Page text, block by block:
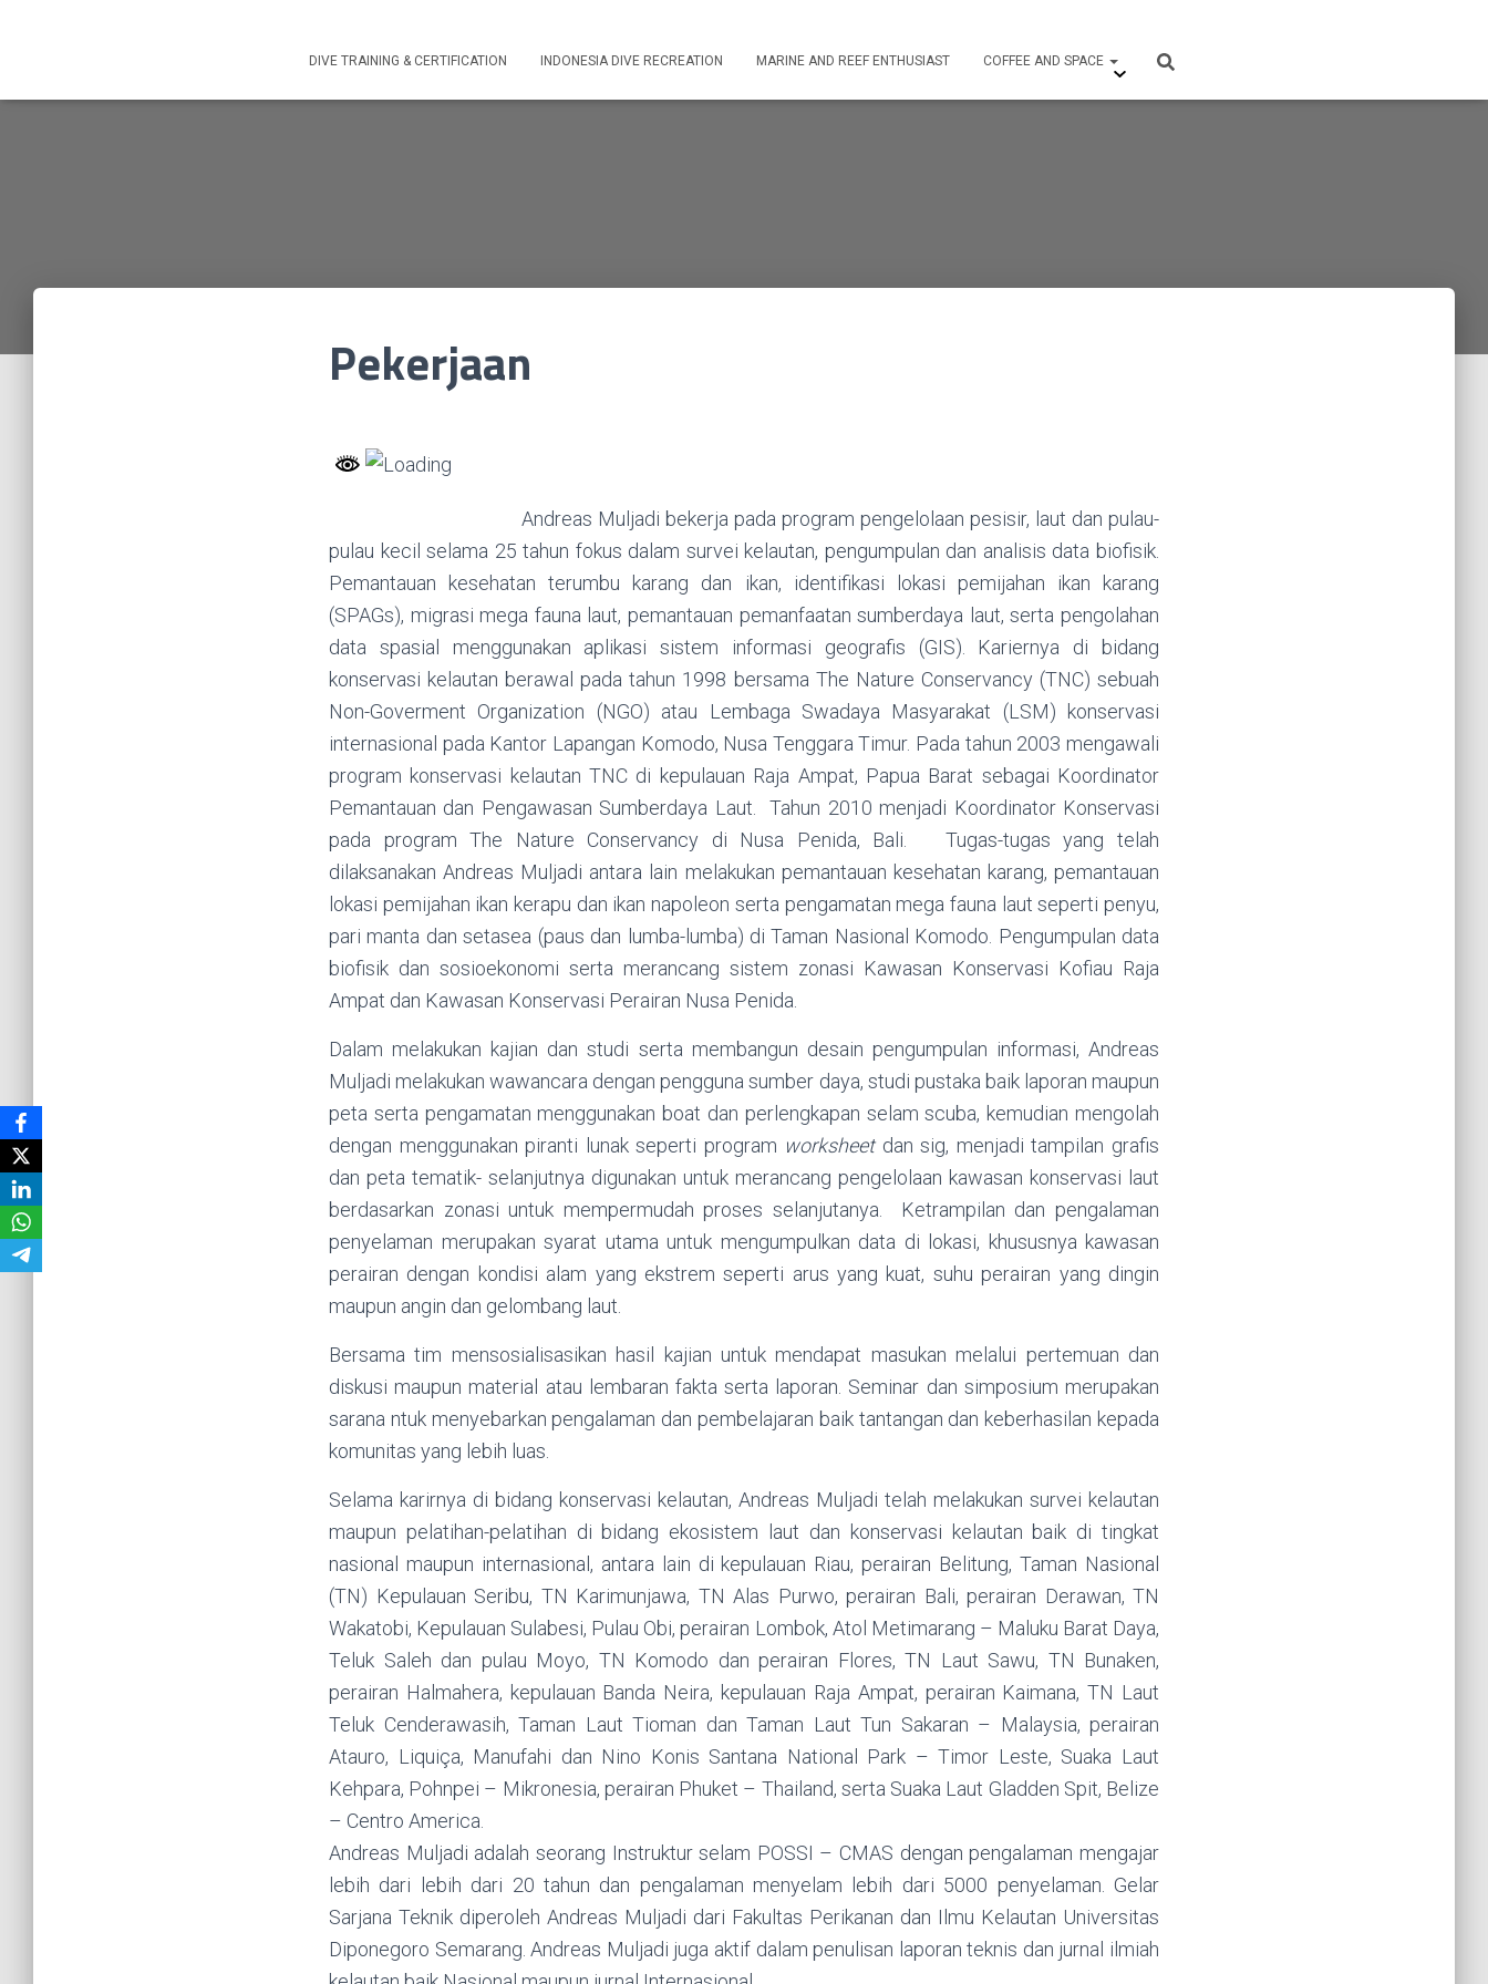
DIVE TRAINING & CERTIFICATION INDONESIA DIVE RECREATION MARINE AND REEF ENTHUSIAST COFFEE AND SPACE
Pekerjaan
Andreas Muljadi bekerja pada program pengelolaan pesisir, laut dan pulau-
pulau kecil selama 25 tahun fokus dalam survei kelautan, pengumpulan dan analisis data biofisik.
Pemantauan kesehatan terumbu karang dan ikan, identifikasi lokasi pemijahan ikan karang
(SPAGs), migrasi mega fauna laut, pemantauan pemanfaatan sumberdaya laut, serta pengolahan
data spasial menggunakan aplikasi sistem informasi geografis (GIS). Kariernya di bidang
konservasi kelautan berawal pada tahun 1998 bersama The Nature Conservancy (TNC) sebuah
Non-Goverment Organization (NGO) atau Lembaga Swadaya Masyarakat (LSM) konservasi
internasional pada Kantor Lapangan Komodo, Nusa Tenggara Timur. Pada tahun 2003 mengawali
program konservasi kelautan TNC di kepulauan Raja Ampat, Papua Barat sebagai Koordinator
Pemantauan dan Pengawasan Sumberdaya Laut. Tahun 2010 menjadi Koordinator Konservasi
pada program The Nature Conservancy di Nusa Penida, Bali. Tugas-tugas yang telah
dilaksanakan Andreas Muljadi antara lain melakukan pemantauan kesehatan karang, pemantauan
lokasi pemijahan ikan kerapu dan ikan napoleon serta pengamatan mega fauna laut seperti penyu,
pari manta dan setasea (paus dan lumba-lumba) di Taman Nasional Komodo. Pengumpulan data
biofisik dan sosioekonomi serta merancang sistem zonasi Kawasan Konservasi Kofiau Raja
Ampat dan Kawasan Konservasi Perairan Nusa Penida.
Dalam melakukan kajian dan studi serta membangun desain pengumpulan informasi, Andreas
Muljadi melakukan wawancara dengan pengguna sumber daya, studi pustaka baik laporan maupun
peta serta pengamatan menggunakan boat dan perlengkapan selam scuba, kemudian mengolah
dengan menggunakan piranti lunak seperti program worksheet dan sig, menjadi tampilan grafis
dan peta tematik- selanjutnya digunakan untuk merancang pengelolaan kawasan konservasi laut
berdasarkan zonasi untuk mempermudah proses selanjutanya. Ketrampilan dan pengalaman
penyelaman merupakan syarat utama untuk mengumpulkan data di lokasi, khususnya kawasan
perairan dengan kondisi alam yang ekstrem seperti arus yang kuat, suhu perairan yang dingin
maupun angin dan gelombang laut.
Bersama tim mensosialisasikan hasil kajian untuk mendapat masukan melalui pertemuan dan
diskusi maupun material atau lembaran fakta serta laporan. Seminar dan simposium merupakan
sarana ntuk menyebarkan pengalaman dan pembelajaran baik tantangan dan keberhasilan kepada
komunitas yang lebih luas.
Selama karirnya di bidang konservasi kelautan, Andreas Muljadi telah melakukan survei kelautan
maupun pelatihan-pelatihan di bidang ekosistem laut dan konservasi kelautan baik di tingkat
nasional maupun internasional, antara lain di kepulauan Riau, perairan Belitung, Taman Nasional
(TN) Kepulauan Seribu, TN Karimunjawa, TN Alas Purwo, perairan Bali, perairan Derawan, TN
Wakatobi, Kepulauan Sulabesi, Pulau Obi, perairan Lombok, Atol Metimarang – Maluku Barat Daya,
Teluk Saleh dan pulau Moyo, TN Komodo dan perairan Flores, TN Laut Sawu, TN Bunaken,
perairan Halmahera, kepulauan Banda Neira, kepulauan Raja Ampat, perairan Kaimana, TN Laut
Teluk Cenderawasih, Taman Laut Tioman dan Taman Laut Tun Sakaran – Malaysia, perairan
Atauro, Liquiça, Manufahi dan Nino Konis Santana National Park – Timor Leste, Suaka Laut
Kehpara, Pohnpei – Mikronesia, perairan Phuket – Thailand, serta Suaka Laut Gladden Spit, Belize
– Centro America.
Andreas Muljadi adalah seorang Instruktur selam POSSI – CMAS dengan pengalaman mengajar
lebih dari lebih dari 20 tahun dan pengalaman menyelam lebih dari 5000 penyelaman. Gelar
Sarjana Teknik diperoleh Andreas Muljadi dari Fakultas Perikanan dan Ilmu Kelautan Universitas
Diponegoro Semarang. Andreas Muljadi juga aktif dalam penulisan laporan teknis dan jurnal ilmiah